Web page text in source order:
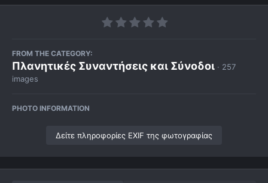
FROM THE CATEGORY:
Πλανητικές Συναντήσεις και Σύνοδοι · 257
images
PHOTO INFORMATION
Δείτε πληροφορίες EXIF της φωτογραφίας